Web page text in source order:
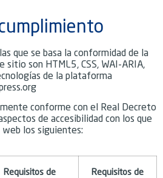
que se basa la conformidad de la
sitio son HTML5, CSS, WAI-ARIA,
de la plataforma
conforme con el Real Decreto
de accesibilidad con los que
los siguientes:
Requisitos de
Requisitos de